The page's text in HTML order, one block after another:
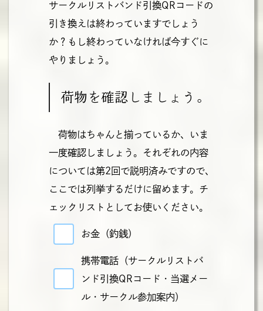
サークルリストバンド引換QRコードの
引き換えは終わっていますでしょう
か？もし終わっていなければ今すぐに
やりましょう。
荷物を確認しましょう。
荷物はちゃんと揃っているか、いま
一度確認しましょう。それぞれの内容
については第2回で説明済みですので、
ここでは列挙するだけに留めます。チ
ェックリストとしてお使いください。
お金（釣銭）
携帯電話（サークルリストバ
ンド引換QRコード・当選メー
ル・サークル参加案内）